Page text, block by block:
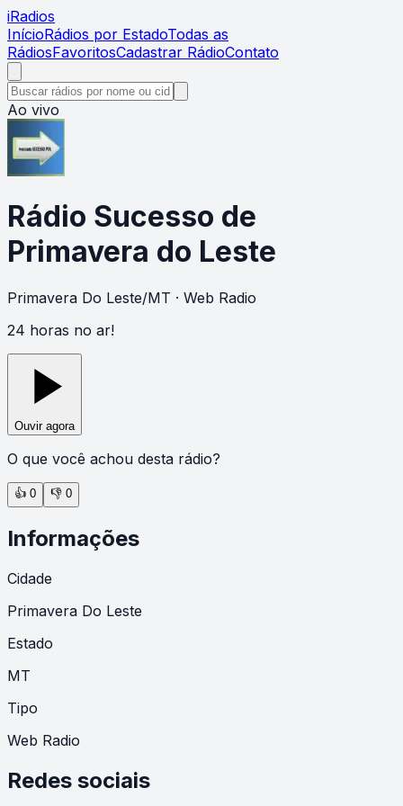
iRadios
InícioRádios por EstadoTodas as
RádiosFavoritosCadastrar RádioContato
Ao vivo
Rádio Sucesso de
Primavera do Leste
Primavera Do Leste/MT · Web Radio
24 horas no ar!
Ouvir agora
O que você achou desta rádio?
👍 0 👎 0
Informações
Cidade
Primavera Do Leste
Estado
MT
Tipo
Web Radio
Redes sociais